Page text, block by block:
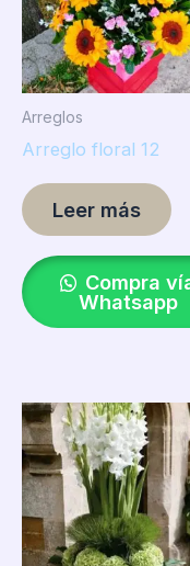
Arreglos
Arreglo floral 12
Leer más
Compra
Whatsapp